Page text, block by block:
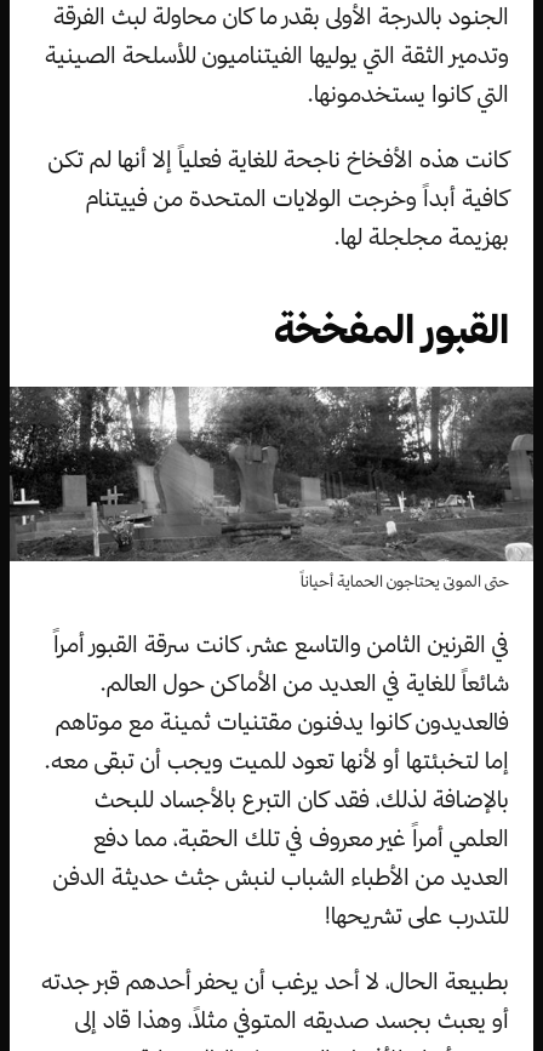
الجنود بالدرجة الأولى بقدر ما كان محاولة لبث الفرقة
وتدمير الثقة التي يوليها الفيتناميون للأسلحة الصينية
التي كانوا يستخدمونها.
كانت هذه الأفخاخ ناجحة للغاية فعلياً إلا أنها لم تكن
كافية أبداً وخرجت الولايات المتحدة من فييتنام
بهزيمة مجلجلة لها.
القبور المفخخة
حتى الموتى يحتاجون الحماية أحياناً
في القرنين الثامن والتاسع عشر، كانت سرقة القبور أمراً
شائعاً للغاية في العديد من الأماكن حول العالم.
فالعديدون كانوا يدفنون مقتنيات ثمينة مع موتاهم
إما لتخبئتها أو لأنها تعود للميت ويجب أن تبقى معه.
بالإضافة لذلك، فقد كان التبرع بالأجساد للبحث
العلمي أمراً غير معروف في تلك الحقبة، مما دفع
العديد من الأطباء الشباب لنبش جثث حديثة الدفن
للتدرب على تشريحها!
بطبيعة الحال، لا أحد يرغب أن يحفر أحدهم قبر جدته
أو يعبث بجسد صديقه المتوفي مثلاً، وهذا قاد إلى